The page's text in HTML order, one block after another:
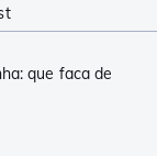
que faca de